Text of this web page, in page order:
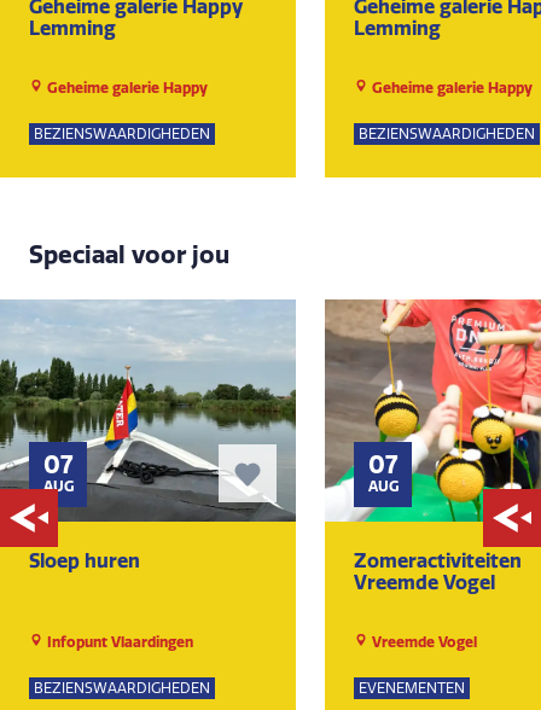
Geheime galerie Happy
Lemming
Geheime galerie Happy
BEZIENSWAARDIGHEDEN
Geheime galerie
Lemming
Geheime galerie Happy
BEZIENSWAARDIGHEDEN
Speciaal voor jou
07
AUG
Sloep huren
Infopunt Vlaardingen
BEZIENSWAARDIGHEDEN
07
AUG
Zomeractiviteiten
Vreemde Vogel
Vreemde Vogel
EVENEMENTEN